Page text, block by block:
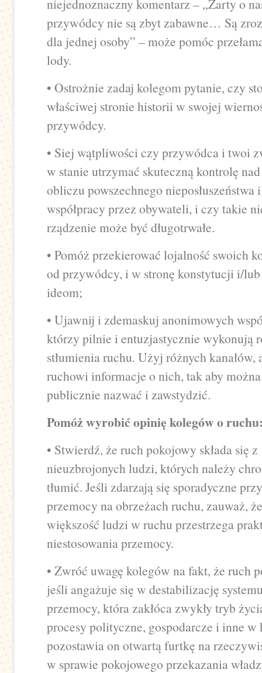
niejednoznaczny komentarz – „Żarty o
przywódcy nie są zbyt zabawne… Są
dla jednej osoby” – może pomóc
lody.
• Ostrożnie zadaj kolegom pytanie, czy
właściwej stronie historii w swojej
przywódcy.
• Siej wątpliwości czy przywódca i twoi
w stanie utrzymać skuteczną kontrolę
obliczu powszechnego nieposłuszeństwa
współpracy przez obywateli, i czy takie
rządzenie może być długotrwałe.
• Pomóż przekierować lojalność swoich
od przywódcy, i w stronę konstytucji i/
ideom;
• Ujawnij i zdemaskuj anonimowych
którzy pilnie i entuzjastycznie wykonują
stłumienia ruchu. Użyj różnych kanałów,
ruchowi informacje o nich, tak aby można
publicznie nazwać i zawstydzić.
Pomóż wyrobić opinię kolegów o
• Stwierdź, że ruch pokojowy składa się z
nieuzbrojonych ludzi, których należy
tłumić. Jeśli zdarzają się sporadyczne
przemocy na obrzeżach ruchu, zauważ,
większość ludzi w ruchu przestrzega
niestosowania przemocy.
• Zwróć uwagę kolegów na fakt, że ruch
jeśli angażuje się w destabilizację
przemocy, która zakłóca zwykły tryb
procesy polityczne, gospodarcze i inne w
pozostawia on otwartą furtkę na
w sprawie pokojowego przekazania